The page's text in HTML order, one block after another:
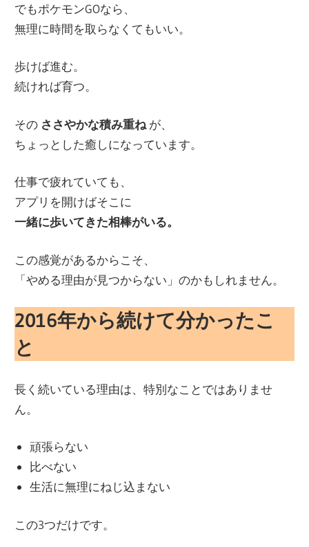
でもポケモンGOなら、
無理に時間を取らなくてもいい。
歩けば進む。
続ければ育つ。
その ささやかな積み重ね が、
ちょっとした癒しになっています。
仕事で疲れていても、
アプリを開けばそこに
一緒に歩いてきた相棒がいる。
この感覚があるからこそ、
「やめる理由が見つからない」のかもしれません。
2016年から続けて分かったこ
と
長く続いている理由は、特別なことではありませ
ん。
頑張らない
比べない
生活に無理にねじ込まない
この3つだけです。